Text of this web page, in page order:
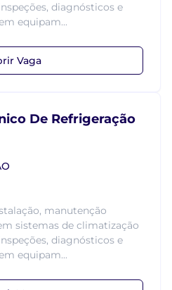
diagnósticos e
equipam...
Vaga
De Refrigeração
manutenção
sistemas de climatização
diagnósticos e
equipam...